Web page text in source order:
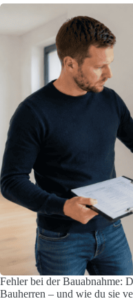
Fehler bei der Bauabnahme:
Bauherren – und wie du sie